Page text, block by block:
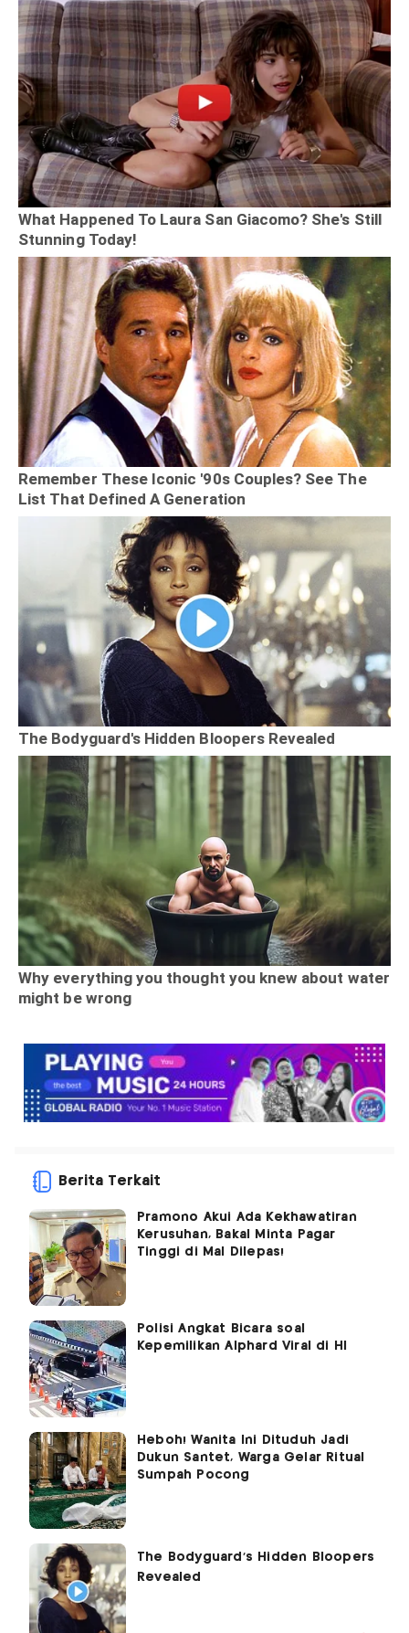
Berita Terkait
Pramono Akui Ada Kekhawatiran
Kerusuhan, Bakal Minta Pagar
Tinggi di Mal Dilepas!
Polisi Angkat Bicara soal
Kepemilikan Alphard Viral di HI
Heboh! Wanita Ini Dituduh Jadi
Dukun Santet, Warga Gelar Ritual
Sumpah Pocong